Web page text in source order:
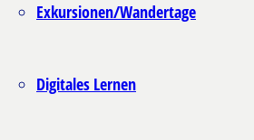
Exkursionen/Wandertage
Digitales Lernen